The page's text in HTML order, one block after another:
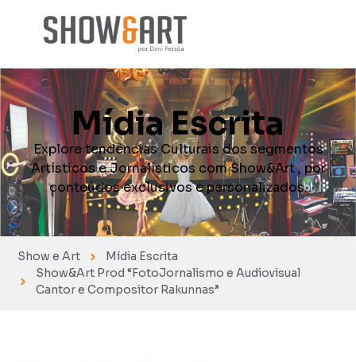
Mídia Escrita
Explore tendências Culturais dos segmentos
Artísticos e Jornalísticos com Show&Art , por
conteúdos exclusivos e personalizados.
Show e Art
Mídia Escrita
Show&Art Prod “FotoJornalismo e Audiovisual
Cantor e Compositor Rakunnas”